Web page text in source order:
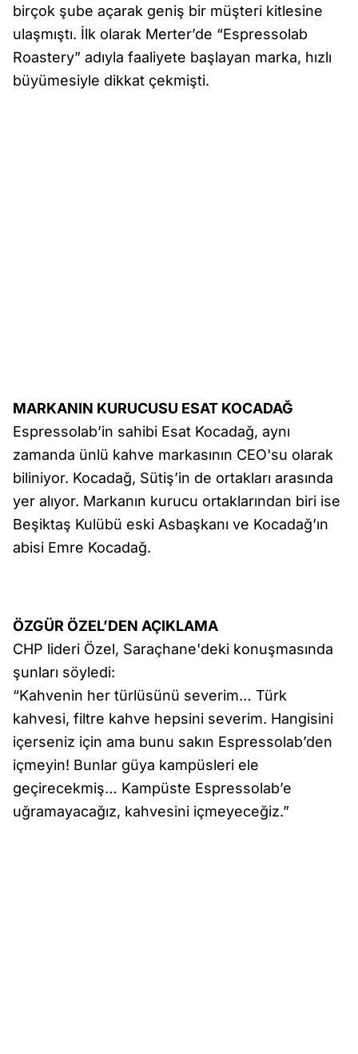
birçok şube açarak geniş bir müşteri kitlesine
ulaşmıştı. İlk olarak Merter’de “Espressolab
Roastery” adıyla faaliyete başlayan marka, hızlı
büyümesiyle dikkat çekmişti.
MARKANIN KURUCUSU ESAT KOCADAĞ
Espressolab’in sahibi Esat Kocadağ, aynı
zamanda ünlü kahve markasının CEO'su olarak
biliniyor. Kocadağ, Sütiş’in de ortakları arasında
yer alıyor. Markanın kurucu ortaklarından biri ise
Beşiktaş Kulübü eski Asbaşkanı ve Kocadağ’ın
abisi Emre Kocadağ.
ÖZGÜR ÖZEL’DEN AÇIKLAMA
CHP lideri Özel, Saraçhane'deki konuşmasında
şunları söyledi:
“Kahvenin her türlüsünü severim… Türk
kahvesi, filtre kahve hepsini severim. Hangisini
içerseniz için ama bunu sakın Espressolab’den
içmeyin! Bunlar güya kampüsleri ele
geçirecekmiş… Kampüste Espressolab’e
uğramayacağız, kahvesini içmeyeceğiz.”